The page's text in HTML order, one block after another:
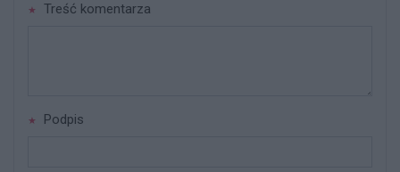
Treść komentarza
Podpis